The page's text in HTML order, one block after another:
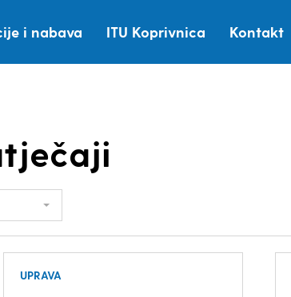
i nabava ITU Koprivnica Kontakt
UPRAVA